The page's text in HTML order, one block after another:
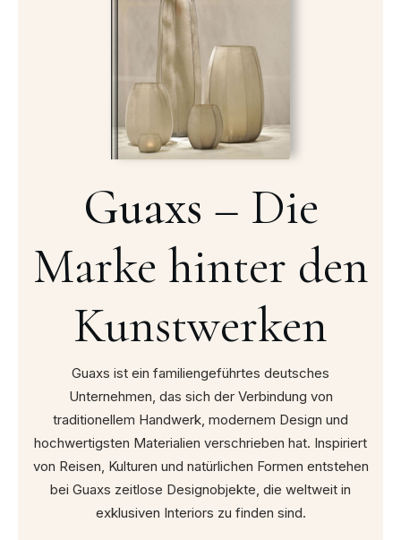
Guaxs – Die
Marke hinter den
Kunstwerken
Guaxs ist ein familiengeführtes deutsches
Unternehmen, das sich der Verbindung von
traditionellem Handwerk, modernem Design und
hochwertigsten Materialien verschrieben hat. Inspiriert
von Reisen, Kulturen und natürlichen Formen entstehen
bei Guaxs zeitlose Designobjekte, die weltweit in
exklusiven Interiors zu finden sind.